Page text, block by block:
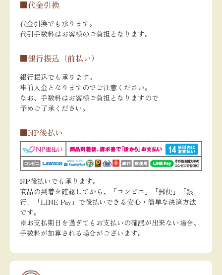
■代金引換
代金引換でも承ります。
代引手数料はお客様のご負担となります。
■銀行振込（前払い）
銀行振込でも承ります。
事前入金となりますのでご注意ください。
なお、手数料はお客様ご負担となりますので
予めご了承ください。
■NP後払い
NP後払いでも承ります。
商品の到着を確認してから、「コンビニ」「郵便」「銀
行」「LINE Pay」で後払いできる安心・簡単な決済方法
です。
※お支払期日を過ぎてもお支払いの確認が出来ない場合、
手数料が加算される場合がございます。